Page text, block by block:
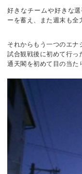
好きなチームや好きな
ーを蓄え、また週末も全
それからもう一つのエナ
試合観戦後に初めて行っ
通天閣を初めて目の当た